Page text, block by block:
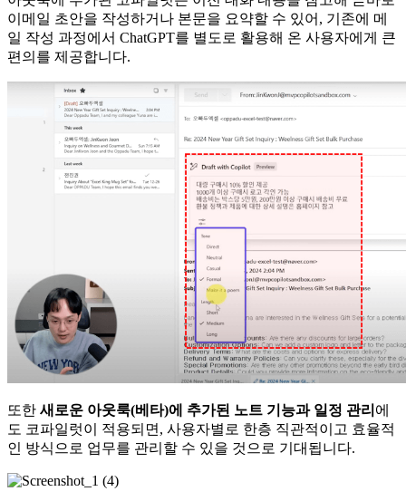
이메일 초안을 작성하거나 본문을 요약할 수 있어, 기존에 메
일 작성 과정에서 ChatGPT를 별도로 활용해 온 사용자에게 큰
편의를 제공합니다.
또한 새로운 아웃룩(베타)에 추가된 노트 기능과 일정 관리 에
도 코파일럿이 적용되면, 사용자별로 한층 직관적이고 효율적
인 방식으로 업무를 관리할 수 있을 것으로 기대됩니다.